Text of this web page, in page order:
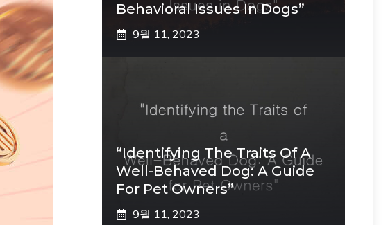
Behavioral Issues In Dogs”
9월 11, 2023
“Identifying The Traits Of A
Well-Behaved Dog: A Guide
For Pet Owners”
9월 11, 2023